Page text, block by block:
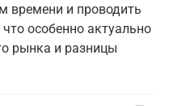
времени и проводить
особенно актуально
рынка и разницы